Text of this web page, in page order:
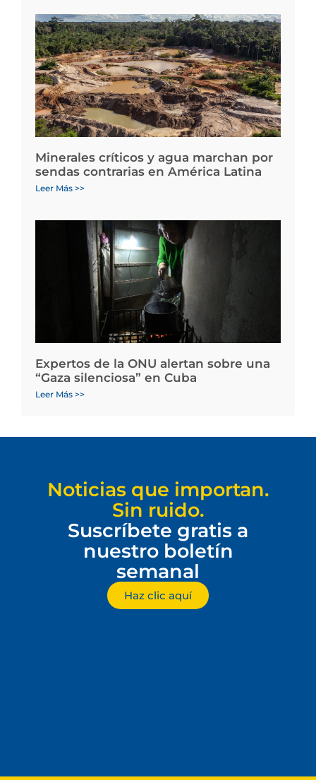
Minerales críticos y agua marchan por
sendas contrarias en América Latina
Leer Más >>
Expertos de la ONU alertan sobre una
“Gaza silenciosa” en Cuba
Leer Más >>
Noticias que importan.
Sin ruido.
Suscríbete gratis a
nuestro boletín
semanal
Haz clic aquí